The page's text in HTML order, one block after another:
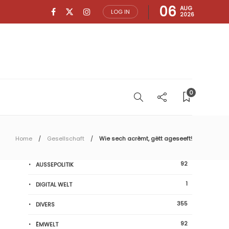
LOG IN 06 AUG
2026
0
Home Gesellschaft Wie sech acrèmt, gëtt ageseeft!
AUSSEPOLITIK 92
DIGITAL WELT 1
DIVERS 355
ËMWELT 92